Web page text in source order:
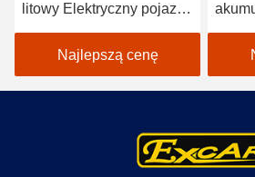
litowy Elektryczny pojazd
Autobus 18 pasażerów
Autobusy otwarte do
zwiedzania
Najlepszą cenę